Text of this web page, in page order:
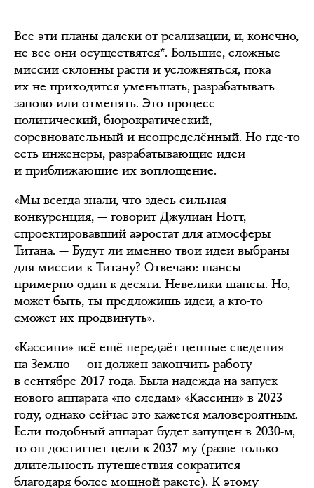
Все эти планы далеки от реализации, и, конечно,
не все они осуществятся*. Большие, сложные
миссии склонны расти и усложняться, пока
их не приходится уменьшать, разрабатывать
заново или отменять. Это процесс
политический, бюрократический,
соревновательный и неопределённый. Но где-то
есть инженеры, разрабатывающие идеи
и приближающие их воплощение.
«Мы всегда знали, что здесь сильная
конкуренция, — говорит Джулиан Нотт,
спроектировавший аэростат для атмосферы
Титана. — Будут ли именно твои идеи выбраны
для миссии к Титану? Отвечаю: шансы
примерно один к десяти. Невелики шансы. Но,
может быть, ты предложишь идеи, а кто-то
сможет их продвинуть».
«Кассини» всё ещё передаёт ценные сведения
на Землю — он должен закончить работу
в сентябре 2017 года. Была надежда на запуск
нового аппарата «по следам» «Кассини» в 2023
году, однако сейчас это кажется маловероятным.
Если подобный аппарат будет запущен в 2030-м,
то он достигнет цели к 2037-му (разве только
длительность путешествия сократится
благодаря более мощной ракете). К этому